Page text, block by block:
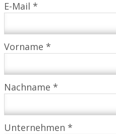
E-Mail *
Vorname *
Nachname *
Unternehmen *